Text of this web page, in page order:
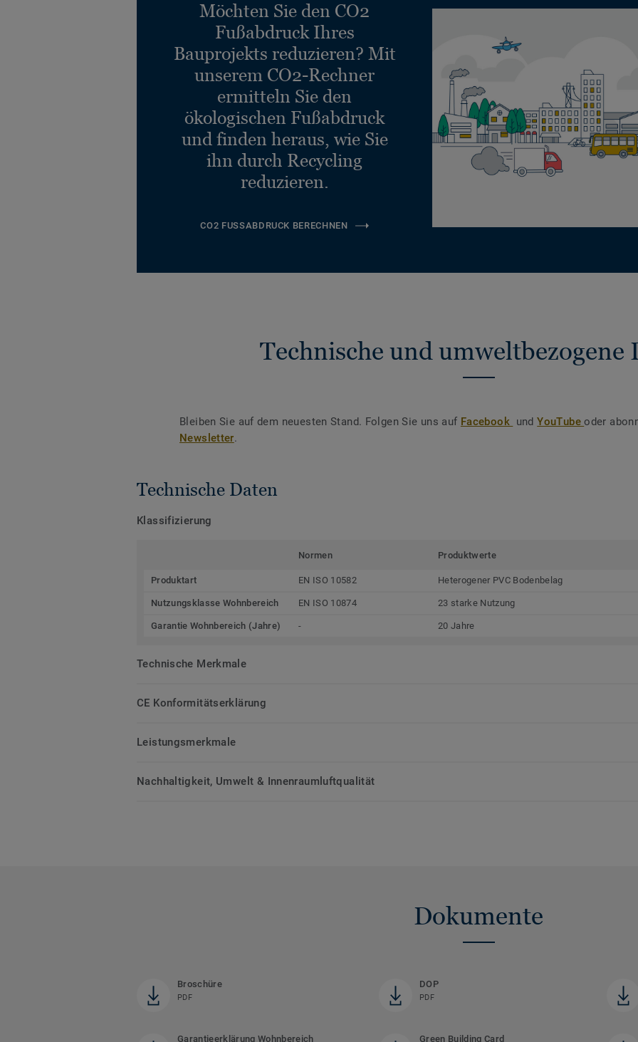
Möchten Sie den CO2
Fußabdruck Ihres
Bauprojekts reduzieren? Mit
unserem CO2-Rechner
ermitteln Sie den
ökologischen Fußabdruck
und finden heraus, wie Sie
ihn durch Recycling
reduzieren.
CO2 FUSSABDRUCK BERECHNEN
Technische und umweltbezogene
Bleiben Sie auf dem neuesten Stand. Folgen Sie uns auf Facebook undYouTubeoder
Newsletter.
Technische Daten
Klassifizierung
Normen Produktwerte
Produktart EN ISO 10582 Heterogener PVC Bodenbelag
Nutzungsklasse Wohnbereich EN ISO 10874 23 starke Nutzung
Garantie Wohnbereich (Jahre) - 20 Jahre
Technische Merkmale
CE Konformitätserklärung
Leistungsmerkmale
Nachhaltigkeit, Umwelt & Innenraumluftqualität
Dokumente
Broschüre
PDF
DOP
PDF
Garantieerklärung Wohnbereich Green Building Card